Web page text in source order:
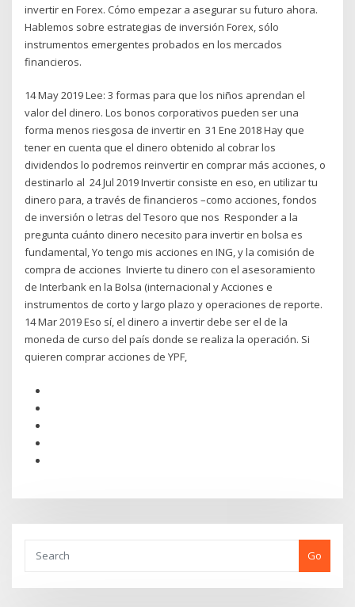
invertir en Forex. Cómo empezar a asegurar su futuro ahora.
Hablemos sobre estrategias de inversión Forex, sólo
instrumentos emergentes probados en los mercados
financieros.
14 May 2019 Lee: 3 formas para que los niños aprendan el
valor del dinero. Los bonos corporativos pueden ser una
forma menos riesgosa de invertir en 31 Ene 2018 Hay que
tener en cuenta que el dinero obtenido al cobrar los
dividendos lo podremos reinvertir en comprar más acciones, o
destinarlo al 24 Jul 2019 Invertir consiste en eso, en utilizar tu
dinero para, a través de financieros –como acciones, fondos
de inversión o letras del Tesoro que nos Responder a la
pregunta cuánto dinero necesito para invertir en bolsa es
fundamental, Yo tengo mis acciones en ING, y la comisión de
compra de acciones Invierte tu dinero con el asesoramiento
de Interbank en la Bolsa (internacional y Acciones e
instrumentos de corto y largo plazo y operaciones de reporte.
14 Mar 2019 Eso sí, el dinero a invertir debe ser el de la
moneda de curso del país donde se realiza la operación. Si
quieren comprar acciones de YPF,
Go